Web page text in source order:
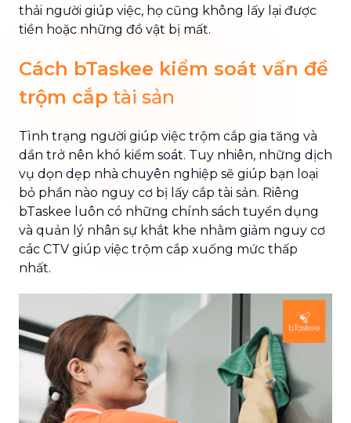
thải người giúp việc, họ cũng không lấy lại được
tiền hoặc những đồ vật bị mất.
Cách bTaskee kiểm soát vấn đề
trộm cắp tài sản
Tình trạng người giúp việc trộm cắp gia tăng và
dần trở nên khó kiểm soát. Tuy nhiên, những dịch
vụ dọn dẹp nhà chuyên nghiệp sẽ giúp bạn loại
bỏ phần nào nguy cơ bị lấy cắp tài sản. Riêng
bTaskee luôn có những chính sách tuyển dụng
và quản lý nhân sự khắt khe nhằm giảm nguy cơ
các CTV giúp việc trộm cắp xuống mức thấp
nhất.